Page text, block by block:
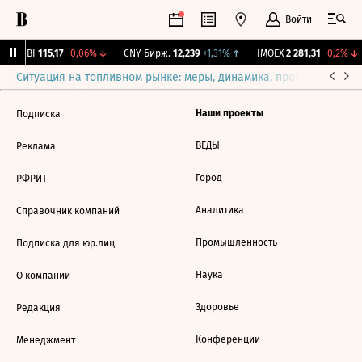
Войти
RGBI 115,17 -0,06%↓ CNY Бирж. 12,239 +1,31%↑ IMOEX 2 281,31 -0,2%↓
Ситуация на топливном рынке: меры, динамика, прогнозы
Подписка
Реклама
РФРИТ
Справочник компаний
Подписка для юр.лиц
О компании
Редакция
Менеджмент
Наши проекты
ВЕДЫ
Город
Аналитика
Промышленность
Наука
Здоровье
Конференции